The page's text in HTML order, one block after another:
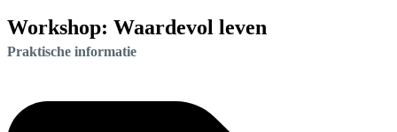
Workshop: Waardevol leven
Praktische informatie